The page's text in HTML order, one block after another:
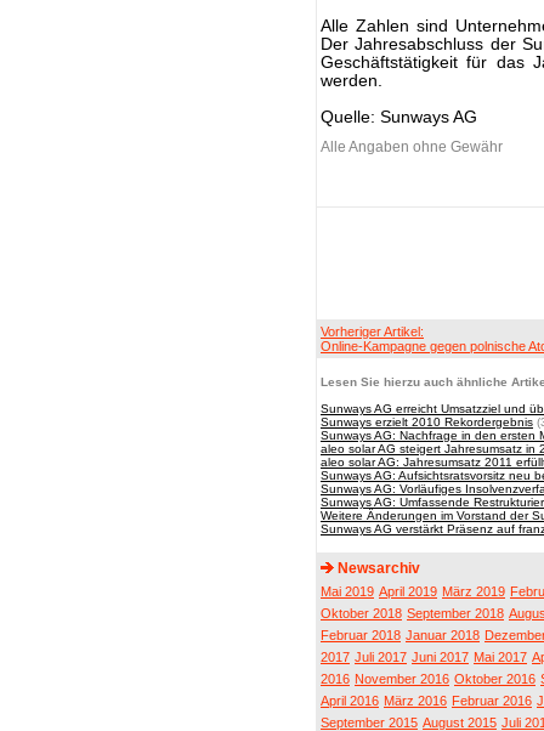
Alle Zahlen sind
Der Jahresabschluss der
Geschäftstätigkeit für das
werden.
Quelle: Sunways AG
Alle Angaben ohne Gewähr
Vorheriger Artikel:
Online-Kampagne gegen polnische
Lesen Sie hierzu auch ähnliche
Sunways AG erreicht Umsatzziel und
Sunways erzielt 2010 Rekordergebnis
Sunways AG: Nachfrage in den ersten
aleo solar AG steigert Jahresumsatz in
aleo solar AG: Jahresumsatz 2011
Sunways AG: Aufsichtsratsvorsitz neu
Sunways AG: Vorläufiges
Sunways AG: Umfassende
Weitere Änderungen im Vorstand der
Sunways AG verstärkt Präsenz auf
Newsarchiv
Mai 2019 April 2019 März 2019
Oktober 2018 September 2018
Februar 2018 Januar 2018
2017 Juli 2017 Juni 2017 Mai 2017
2016 November 2016 Oktober 2016
April 2016 März 2016 Februar 2016
September 2015 August 2015 Juli